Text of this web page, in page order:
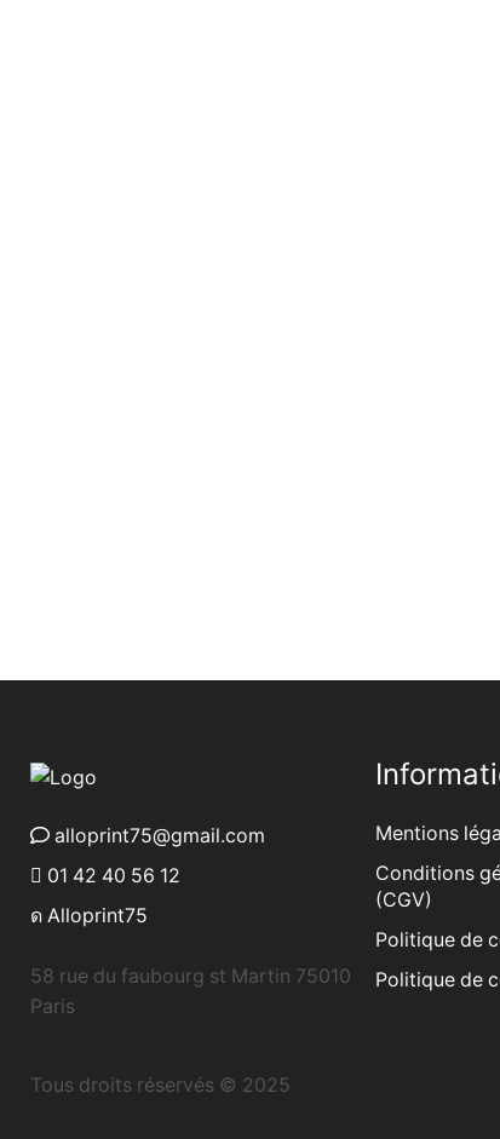
alloprint75@gmail.com
01 42 40 56 12
Alloprint75
58 rue du faubourg st Martin 75010
Paris
Mentions
Conditions
(CGV)
Politique de
Politique de
Tous droits réservés © 2025